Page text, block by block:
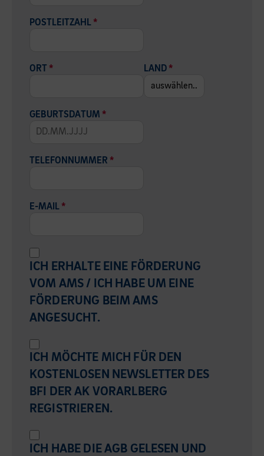
POSTLEITZAHL *
ORT * LAND *
GEBURTSDATUM *
TELEFONNUMMER *
E-MAIL *
ICH ERHALTE EINE FÖRDERUNG
VOM AMS / ICH HABE UM EINE
FÖRDERUNG BEIM AMS
ANGESUCHT.
ICH MÖCHTE MICH FÜR DEN
KOSTENLOSEN NEWSLETTER DES
BFI DER AK VORARLBERG
REGISTRIEREN.
ICH HABE DIEAGB GELESEN UND